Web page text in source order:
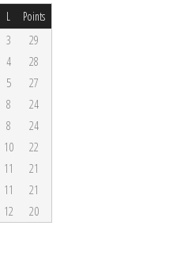
L Points
3
29
4
28
5
27
8
24
8
24
10
22
11
21
11
21
12 20